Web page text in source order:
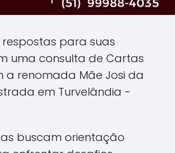
para suas
uma consulta de Cartas
a renomada Mãe Josi da
em Turvelândia -
buscam orientação